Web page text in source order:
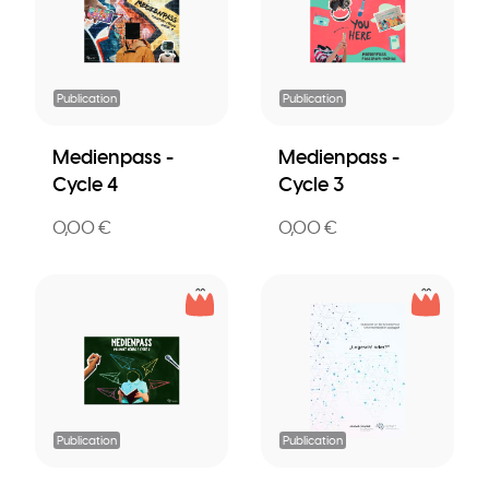
Publication
Medienpass -
Cycle 4
0,00 €
Publication
Medienpass -
Cycle 3
0,00 €
Publication Publication